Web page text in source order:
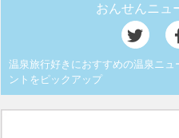
おんせんニュ
温泉旅行好きにおすすめの温泉ニ
ントをピックアップ